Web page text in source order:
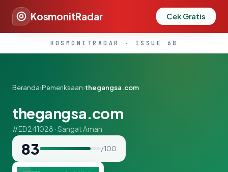
KosmonitRadar Cek Gratis
KOSMONITRADAR · ISSUE 68
Beranda›Pemeriksaan›thegangsa.com
thegangsa.com
#ED241028 · Sangat Aman
83 / 100